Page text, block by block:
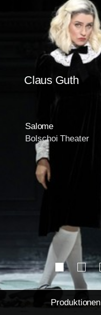
Produktionen
Claus Guth
Salome
Bolschoi Theater